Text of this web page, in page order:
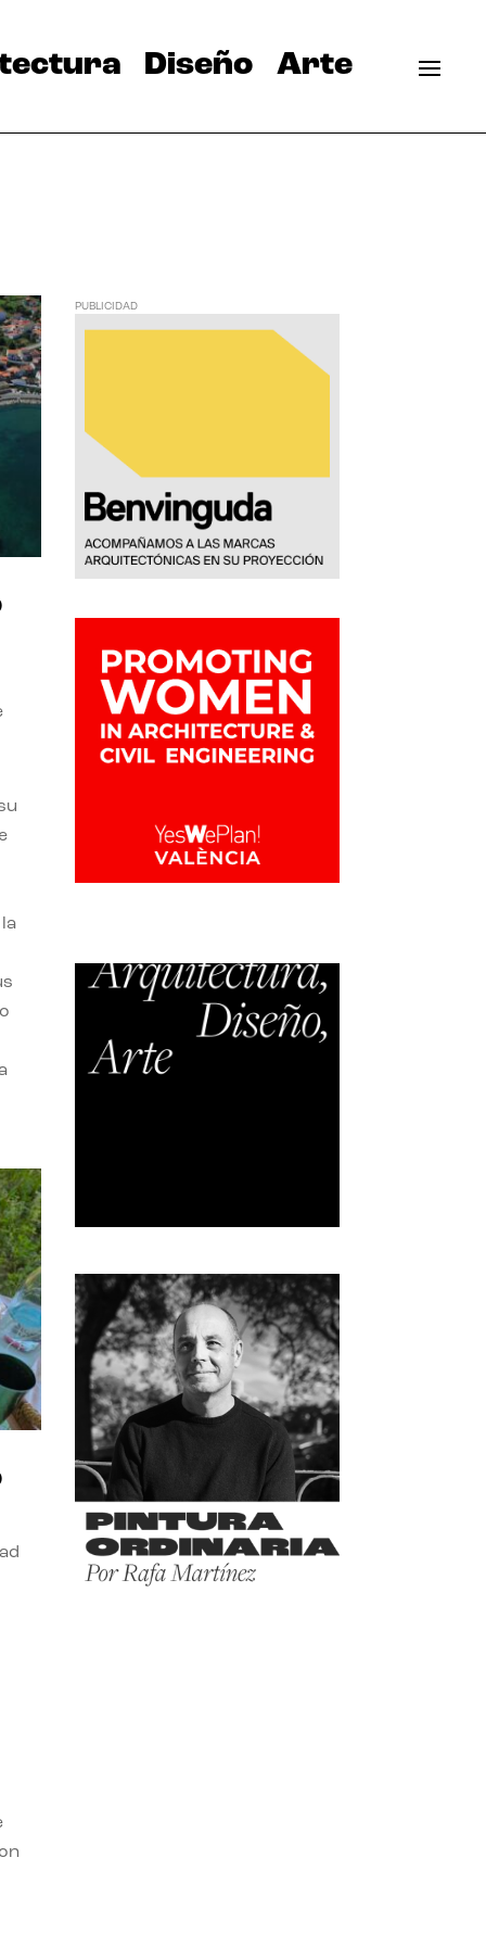
Diseño Arte
PUBLICIDAD